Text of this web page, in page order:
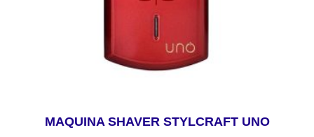
MAQUINA SHAVER STYLCRAFT UNO